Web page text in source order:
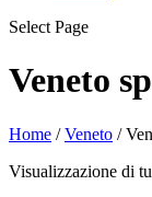
Select Page
Veneto
Home /Veneto /
Visualizzazione di